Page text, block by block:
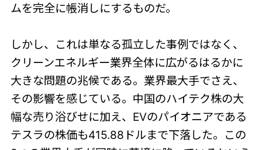
ムを完全に帳消しにするものだ。
しかし、これは単なる孤立した事例ではなく、
クリーンエネルギー業界全体に広がるはるかに
大きな問題の兆候である。業界最大手でさえ、
その影響を感じている。中国のハイテク株の大
幅な売り浴びせに加え、EVのパイオニアである
テスラの株価も415.88ドルまで下落した。この